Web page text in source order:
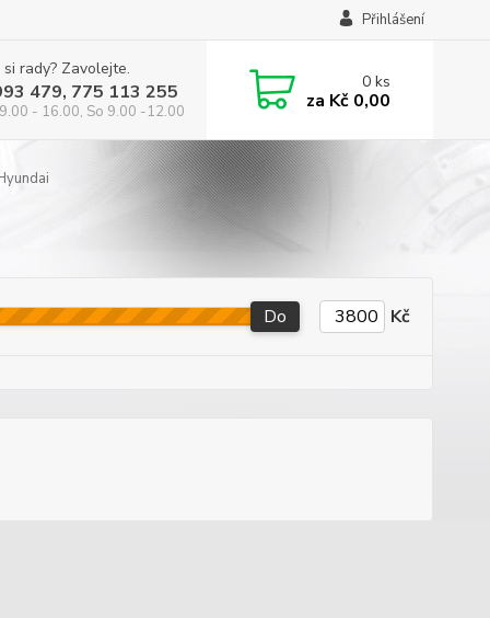
Přihlášení
rady? Zavolejte.
479, 775 113 255
- 16.00, So 9.00 -12.00
0ks
za Kč 0,00
Do Kč